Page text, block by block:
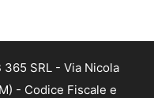
SRL - Via Nicola
- Codice Fiscale e